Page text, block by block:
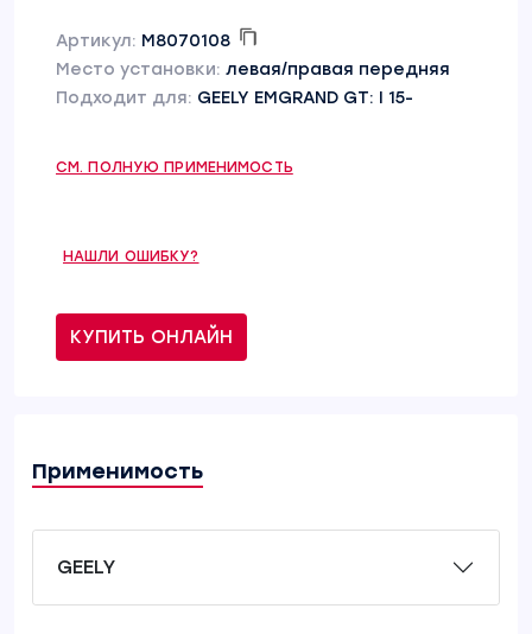
Артикул: M8070108
Место установки: левая/правая передняя
Подходит для: GEELY EMGRAND GT: I 15-
СМ. ПОЛНУЮ ПРИМЕНИМОСТЬ
НАШЛИ ОШИБКУ?
КУПИТЬ ОНЛАЙН
Применимость
GEELY